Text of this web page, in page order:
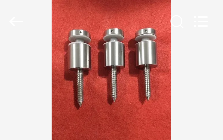
HOGAR
PRODUCTOS
NOSOTROS